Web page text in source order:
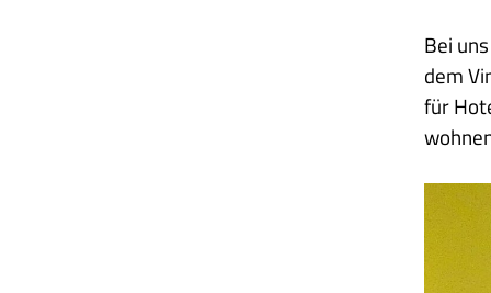
Bei
dem
für